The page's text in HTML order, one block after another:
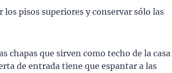
pisos superiores y conservar sólo las
chapas que sirven como techo de la casa
de entrada tiene que espantar a las